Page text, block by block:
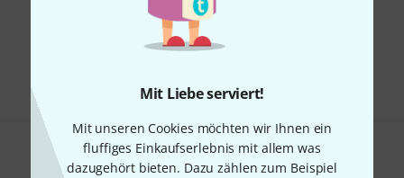
Mit Liebe serviert!
Mit unseren Cookies möchten wir Ihnen ein
fluffiges Einkaufserlebnis mit allem was
dazugehört bieten. Dazu zählen zum Beispiel
Kostenloser Versand ab 29 €
Gefällt Ihnen, was Sie sehen?